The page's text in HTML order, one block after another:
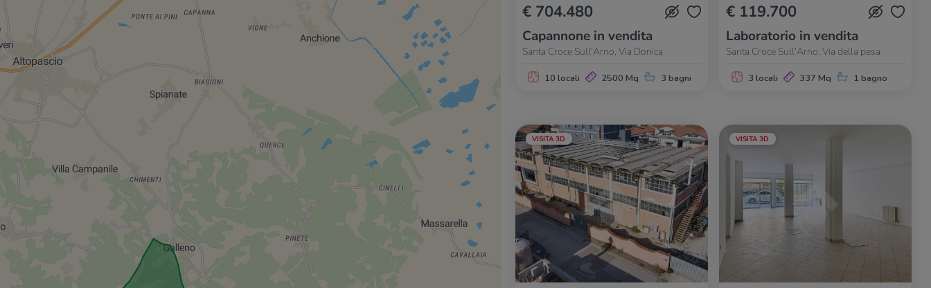
€ 704.480
Capannone in vendita
Santa Croce Sull'Arno, Via Donica
10 locali 2500 Mq 3 bagni
€ 119.700
Laboratorio in vendita
Santa Croce Sull'Arno, Via della pesa
3 locali 337 Mq 1 bagno
VISITA 3D VISITA 3D